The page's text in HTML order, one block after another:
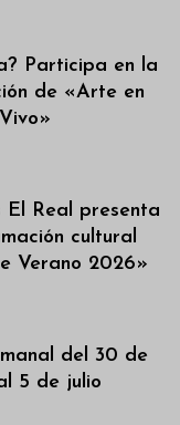
Participa en la
de «Arte en
Vivo»
El Real presenta
cultural
Verano 2026»
del 30 de
5 de julio